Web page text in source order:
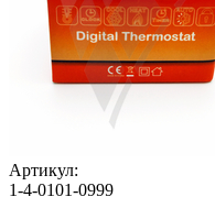
Артикул:
1-4-0101-0999